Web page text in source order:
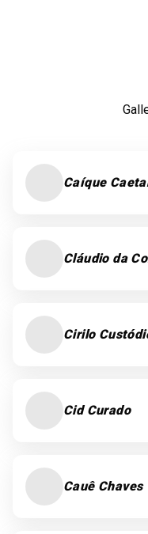
Caíque
Cláudio da
Cirilo
Cid Curado
Cauê Chaves